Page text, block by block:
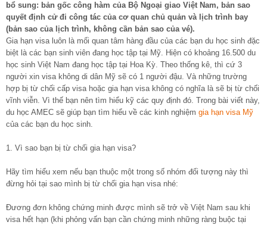
bổ sung: bản gốc công hàm của Bộ Ngoại giao Việt Nam, bản sao
quyết định cử đi công tác của cơ quan chủ quản và lịch trình bay
(bản sao của lịch trình, không cần bản sao của vé).
Gia hạn visa luôn là mối quan tâm hàng đầu của các bạn du học sinh đặc
biệt là các bạn sinh viên đang học tập tại Mỹ. Hiện có khoảng 16.500 du
học sinh Việt Nam đang học tập tại Hoa Kỳ. Theo thống kê, thì cứ 3
người xin visa không di dân Mỹ sẽ có 1 người đậu. Và những trường
hợp bị từ chối cấp visa hoặc gia hạn visa không có nghĩa là sẽ bị từ chối
vĩnh viễn. Vì thế bạn nên tìm hiểu kỹ các quy định đó. Trong bài viết này,
du học AMEC sẽ giúp bạn tìm hiểu về các kinh nghiệm gia hạn visa Mỹ
của các bạn du học sinh.
1. Vì sao bạn bị từ chối gia hạn visa?
Hãy tìm hiểu xem nếu bạn thuộc một trong số nhóm đối tượng này thì
đừng hỏi tại sao mình bị từ chối gia hạn visa nhé:
Đương đơn không chứng minh được mình sẽ trở về Việt Nam sau khi
visa hết hạn (khi phỏng vấn bạn cần chứng minh những ràng buộc tại